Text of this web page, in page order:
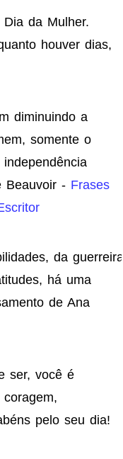
da Mulher.
houver dias,
diminuindo a
somente o
Beauvoir - Frases
da guerreira
há uma
de Ana
ser, você é
pelo seu dia!